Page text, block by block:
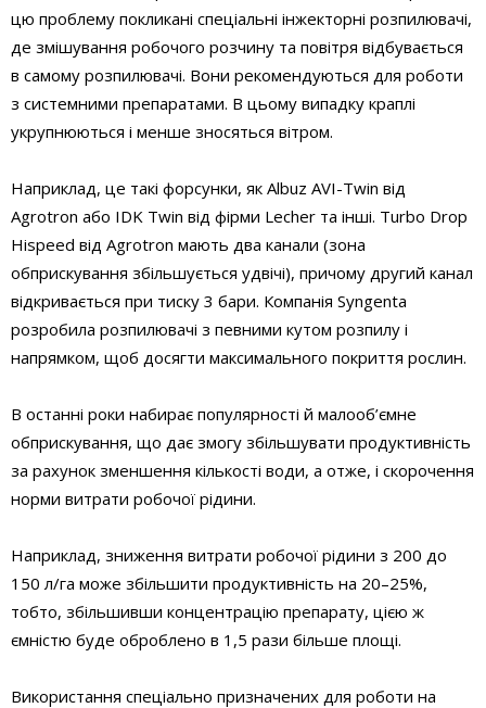
цю проблему покликані спеціальні інжекторні розпилювачі,
де змішування робочого розчину та повітря відбувається
в самому розпилювачі. Вони рекомендуються для роботи
з системними препаратами. В цьому випадку краплі
укрупнюються і менше зносяться вітром.
Наприклад, це такі форсунки, як Albuz AVI-Twin від
Аgrotron або IDK Twin від фірми Lecher та інші. Turbo Drop
Hispeed від Аgrotron мають два канали (зона
обприскування збільшується удвічі), причому другий канал
відкривається при тиску 3 бари. Компанія Syngenta
розробила розпилювачі з певними кутом розпилу і
напрямком, щоб досягти максимального покриття рослин.
В останні роки набирає популярності й малооб’ємне
обприскування, що дає змогу збільшувати продуктивність
за рахунок зменшення кількості води, а отже, і скорочення
норми витрати робочої рідини.
Наприклад, зниження витрати робочої рідини з 200 до
150 л/га може збільшити продуктивність на 20–25%,
тобто, збільшивши концентрацію препарату, цією ж
ємністю буде оброблено в 1,5 рази більше площі.
Використання спеціально призначених для роботи на